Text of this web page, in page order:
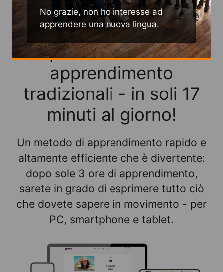
Molto più velocemente
rispetto ai metodi di
apprendimento
tradizionali - in soli 17
minuti al giorno!
Un metodo di apprendimento rapido e
altamente efficiente che è divertente:
dopo sole 3 ore di apprendimento,
sarete in grado di esprimere tutto ciò
che dovete sapere in movimento - per
PC, smartphone e tablet.
No grazie, non ho interesse ad
apprendere una nuova lingua.